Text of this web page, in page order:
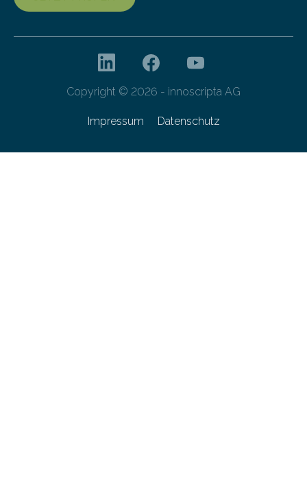
Copyright © 2026 - innoscripta AG
Impressum Datenschutz